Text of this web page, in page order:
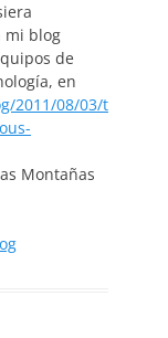
mi blog
de
en
2011/08/03/t
Montañas